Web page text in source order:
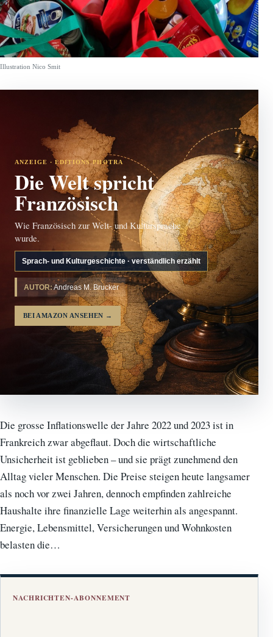
Illustration Nico Smit
ANZEIGE · EDITIONS PHOTRA
Die Welt spricht
Französisch
Wie Französisch zur Welt- und Kultursprache
wurde.
Sprach- und Kulturgeschichte · verständlich erzählt
AUTOR: Andreas M. Brucker
BEI AMAZON ANSEHEN →
Die grosse Inflationswelle der Jahre 2022 und 2023 ist in
Frankreich zwar abgeflaut. Doch die wirtschaftliche
Unsicherheit ist geblieben – und sie prägt zunehmend den
Alltag vieler Menschen. Die Preise steigen heute langsamer
als noch vor zwei Jahren, dennoch empfinden zahlreiche
Haushalte ihre finanzielle Lage weiterhin als angespannt.
Energie, Lebensmittel, Versicherungen und Wohnkosten
belasten die…
NACHRICHTEN-ABONNEMENT